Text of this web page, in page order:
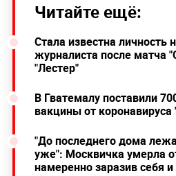
Читайте ещё:
Стала известна личность
журналиста после матча
"Лестер"
В Гватемалу поставили
вакцины от коронавируса
"До последнего дома
уже": Москвичка умерла
намеренно заразив себя